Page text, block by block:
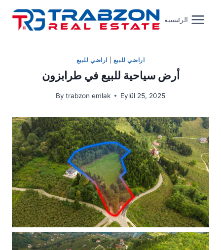
content
الرئيسية
اراضي للبيع اراضي للبيع
أرض سياحية للبيع في طرابزون
By trabzon emlak Eylül 25, 2025